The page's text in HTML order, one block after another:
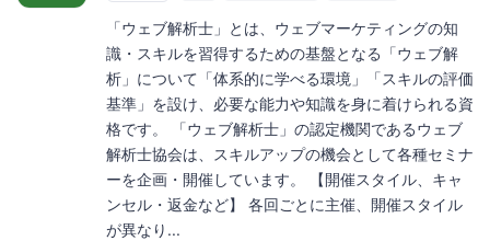
「ウェブ解析士」とは、ウェブマーケティングの知
識・スキルを習得するための基盤となる「ウェブ解
析」について「体系的に学べる環境」「スキルの評価
基準」を設け、必要な能力や知識を身に着けられる資
格です。 「ウェブ解析士」の認定機関であるウェブ
解析士協会は、スキルアップの機会として各種セミナ
ーを企画・開催しています。 【開催スタイル、キャ
ンセル・返金など】 各回ごとに主催、開催スタイル
が異なり...